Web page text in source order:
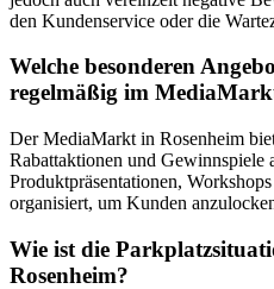
den Kundenservice oder die
Welche besonderen
regelmäßig im
Der MediaMarkt in Rosenheim
Rabattaktionen und Gewinnspiele
Produktpräsentationen,
organisiert, um Kunden
Wie ist die
Rosenheim?